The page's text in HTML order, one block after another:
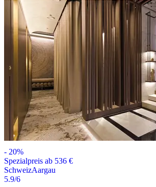
- 20%
Spezialpreis ab 536 €
SchweizAargau
5.9/6